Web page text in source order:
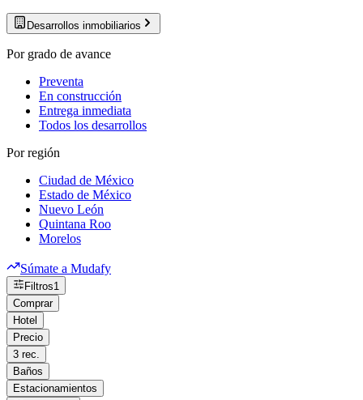
Desarrollos inmobiliarios
Por grado de avance
Preventa
En construcción
Entrega inmediata
Todos los desarrollos
Por región
Ciudad de México
Estado de México
Nuevo León
Quintana Roo
Morelos
Súmate a Mudafy
Filtros1
Comprar
Hotel
Precio
3 rec.
Baños
Estacionamientos